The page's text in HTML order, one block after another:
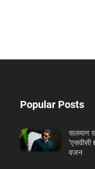
Popular Posts
सलमान
वजन